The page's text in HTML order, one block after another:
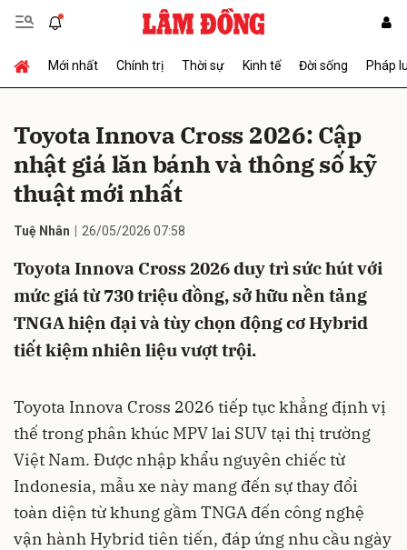
Mới nhất Chính trị Thời sự Kinh tế Đời sống Pháp
Toyota Innova Cross 2026: Cập
nhật giá lăn bánh và thông số kỹ
thuật mới nhất
Tuệ Nhân 26/05/2026 07:58
Toyota Innova Cross 2026 duy trì sức hút với
mức giá từ 730 triệu đồng, sở hữu nền tảng
TNGA hiện đại và tùy chọn động cơ Hybrid
tiết kiệm nhiên liệu vượt trội.
Toyota Innova Cross 2026 tiếp tục khẳng định vị
thế trong phân khúc MPV lai SUV tại thị trường
Việt Nam. Được nhập khẩu nguyên chiếc từ
Indonesia, mẫu xe này mang đến sự thay đổi
toàn diện từ khung gầm TNGA đến công nghệ
vận hành Hybrid tiên tiến, đáp ứng nhu cầu ngày
Gửi bình luận
Hủy Gửi